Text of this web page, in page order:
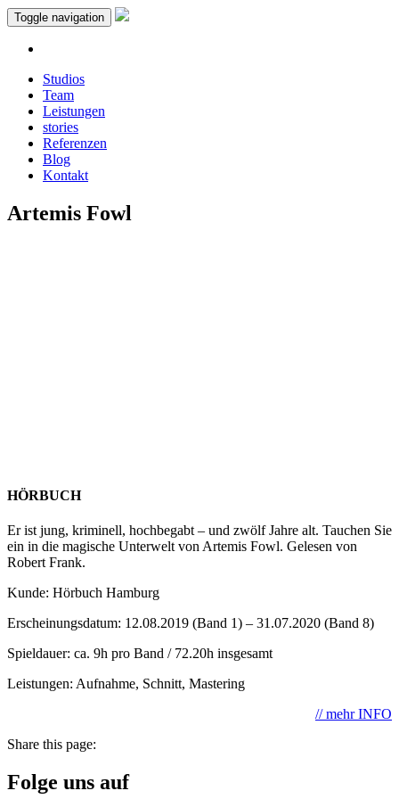
Toggle navigation
Studios
Team
Leistungen
stories
Referenzen
Blog
Kontakt
Artemis Fowl
HÖRBUCH
Er ist jung, kriminell, hochbegabt – und zwölf Jahre alt. Tauchen Sie
ein in die magische Unterwelt von Artemis Fowl. Gelesen von
Robert Frank.
Kunde: Hörbuch Hamburg
Erscheinungsdatum: 12.08.2019 (Band 1) – 31.07.2020 (Band 8)
Spieldauer: ca. 9h pro Band / 72.20h insgesamt
Leistungen: Aufnahme, Schnitt, Mastering
// mehr INFO
Share this page:
Folge uns auf